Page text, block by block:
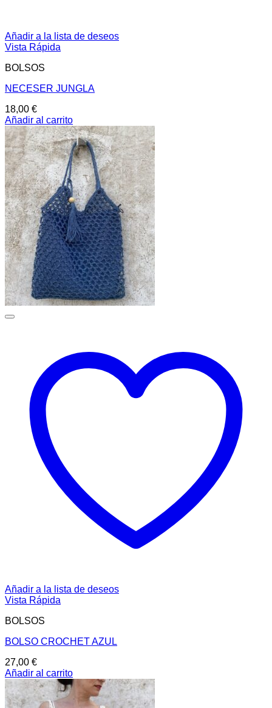
Añadir a la lista de deseos
Vista Rápida
BOLSOS
NECESER JUNGLA
18,00 €
Añadir al carrito
Añadir a la lista de deseos
Vista Rápida
BOLSOS
BOLSO CROCHET AZUL
27,00 €
Añadir al carrito